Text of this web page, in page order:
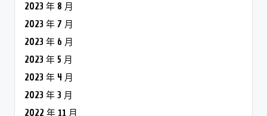
2023 年 8 月
2023 年 7 月
2023 年 6 月
2023 年 5 月
2023 年 4 月
2023 年 3 月
2022 年 11 月